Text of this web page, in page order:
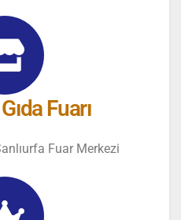
Fuarı
Fuar Merkezi